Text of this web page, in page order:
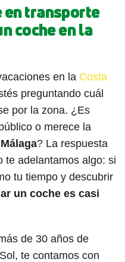
en transporte
coche en la
en la Costa
preguntando cuál
por la zona. ¿Es
o merece la
? La respuesta
te adelantamos algo: si
tu tiempo y descubrir
un coche es casi
de 30 años de
te contamos con